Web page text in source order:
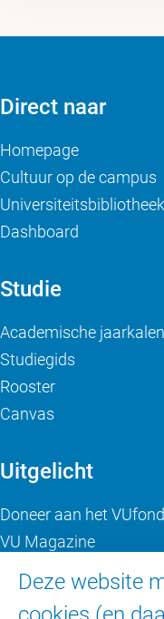
Deze website
Direct naar
Homepage
Cultuur op de campus
Universiteitsbibliotheek
Dashboard
Studie
Academische
Studiegids
Rooster
Canvas
Uitgelicht
Doneer aan het
VU Magazine